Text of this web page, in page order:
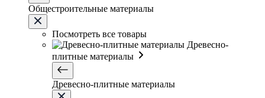
Общестроительные материалы
Посмотреть все товары
Древесно-
плитные материалы
Древесно-плитные материалы